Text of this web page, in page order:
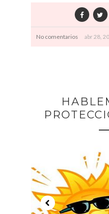
No comentarios abr28,